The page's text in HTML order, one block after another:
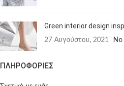
Green interior design
27 Αυγούστου, 2021 No
ΠΛΗΡΟΦΟΡΙΕΣ